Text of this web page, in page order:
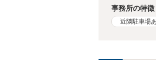
事務所の特徴
近隣駐車場